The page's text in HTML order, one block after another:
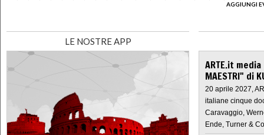
AGGIUNGI
LE NOSTRE APP
ARTE.it
MAESTRI" di
20 aprile 2027,
italiane cinque
Caravaggio,
Ende, Turner &